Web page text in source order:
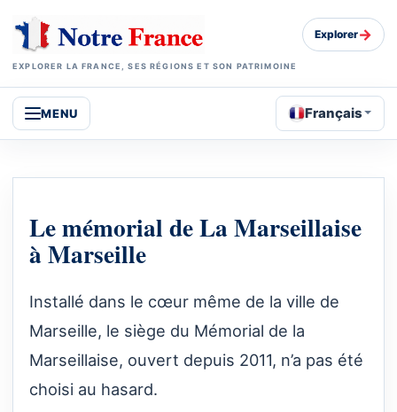
EXPLORER LA FRANCE, SES RÉGIONS ET SON PATRIMOINE
Explorer→
MENU Français
Le mémorial de La Marseillaise
à Marseille
Installé dans le cœur même de la ville de
Marseille, le siège du Mémorial de la
Marseillaise, ouvert depuis 2011, n’a pas été
choisi au hasard.